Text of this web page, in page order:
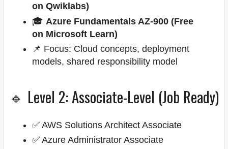
on Qwiklabs)
🎓 Azure Fundamentals AZ-900 (Free
on Microsoft Learn)
📌 Focus: Cloud concepts, deployment
models, shared responsibility model
🔹 Level 2: Associate-Level (Job Ready)
✅ AWS Solutions Architect Associate
✅ Azure Administrator Associate